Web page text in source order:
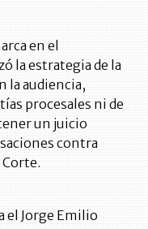
en el
la estrategia de la
la audiencia,
procesales ni de
un juicio
contra
Corte.
el Jorge Emilio